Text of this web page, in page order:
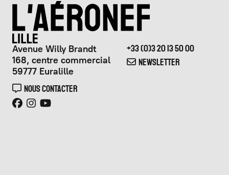
Avenue Willy Brandt
168, centre commercial
59777 Euralille
NOUS CONTACTER
+33 (0)3 20 13 50 00
NEWSLETTER